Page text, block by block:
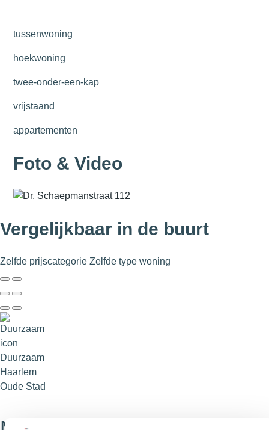
tussenwoning
hoekwoning
twee-onder-een-kap
vrijstaand
appartementen
Foto & Video
Vergelijkbaar in de buurt
Zelfde prijscategorie Zelfde type woning
Duurzaam
Haarlem
Oude Stad